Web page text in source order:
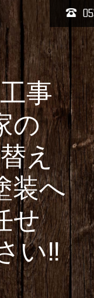
事
の
え
装へ
せ
い‼️